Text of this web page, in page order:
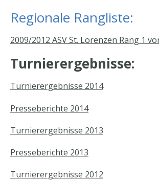
Regionale Rangliste:
2009/2012 ASV St. Lorenzen Rang 1
Turnierergebnisse:
Turnierergebnisse 2014
Presseberichte 2014
Turnierergebnisse 2013
Presseberichte 2013
Turnierergebnisse 2012